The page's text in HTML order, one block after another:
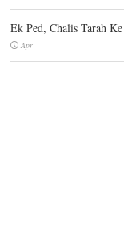
Ek Ped, Chalis Tarah
Apr